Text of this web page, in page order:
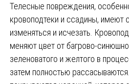
Телесные повреждения,
кровоподтеки и ссадины, имеют
изменяться и исчезать.
меняют цвет от багрово-
зеленоватого и желтого в
затем полностью